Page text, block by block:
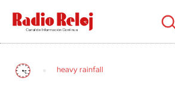
cerrar
heavy rainfall